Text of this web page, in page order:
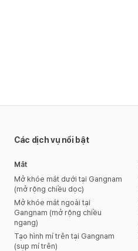
Các dịch vụ nổi bật
Mắt
Mở khóe mắt dưới tại Gangnam
(mở rộng chiều dọc)
Mở khóe mắt ngoài tại
Gangnam (mở rộng chiều
ngang)
Tạo hình mí trên tại Gangnam
(sụp mí trên)